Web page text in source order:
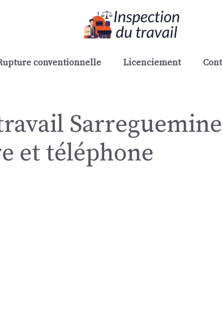
conventionnelle Licenciement
et téléphone